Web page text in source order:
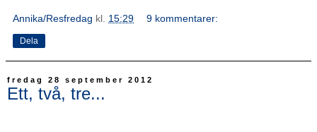
Annika/Resfredag kl. 15:29 9 kommentarer:
Dela
fredag 28 september 2012
Ett, två, tre...